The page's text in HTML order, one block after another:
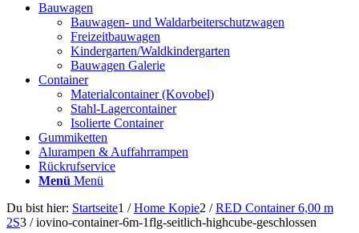
Bauwagen
Bauwagen- und Waldarbeiterschutzwagen
Freizeitbauwagen
Kindergarten/Waldkindergarten
Bauwagen Galerie
Container
Materialcontainer (Kovobel)
Stahl-Lagercontainer
Isolierte Container
Gummiketten
Alurampen & Auffahrrampen
Rückrufservice
Menü Menü
Du bist hier: Startseite1 / Home Kopie2 / RED Container 6,00 m
2S3 / iovino-container-6m-1flg-seitlich-highcube-geschlossen